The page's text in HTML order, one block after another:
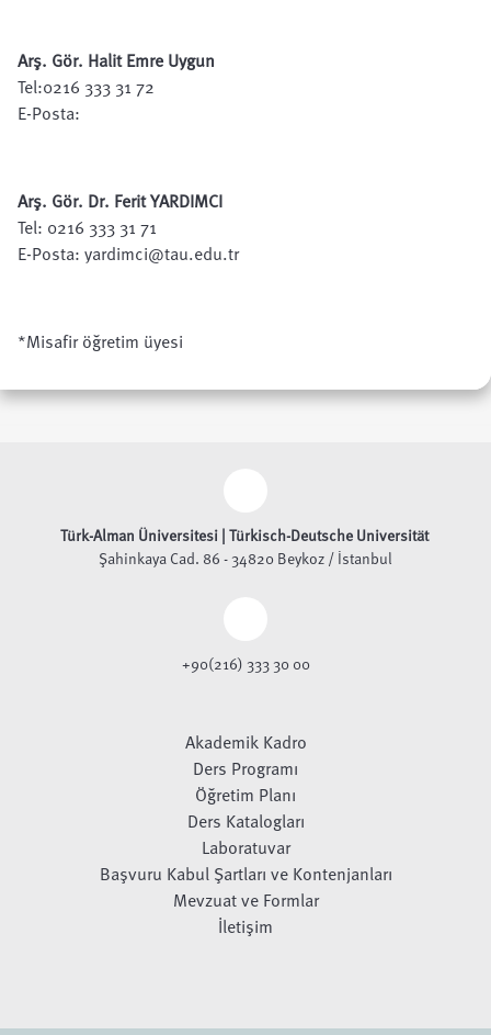
Arş. Gör. Halit Emre Uygun
Tel:0216 333 31 72
E-Posta:
Arş. Gör. Dr. Ferit YARDIMCI
Tel: 0216 333 31 71
E-Posta: yardimci@tau.edu.tr
*Misafir öğretim üyesi
Türk-Alman Üniversitesi | Türkisch-Deutsche Universität
Şahinkaya Cad. 86 - 34820 Beykoz / İstanbul
+90(216) 333 30 00
Akademik Kadro
Ders Programı
Öğretim Planı
Ders Katalogları
Laboratuvar
Başvuru Kabul Şartları ve Kontenjanları
Mevzuat ve Formlar
İletişim